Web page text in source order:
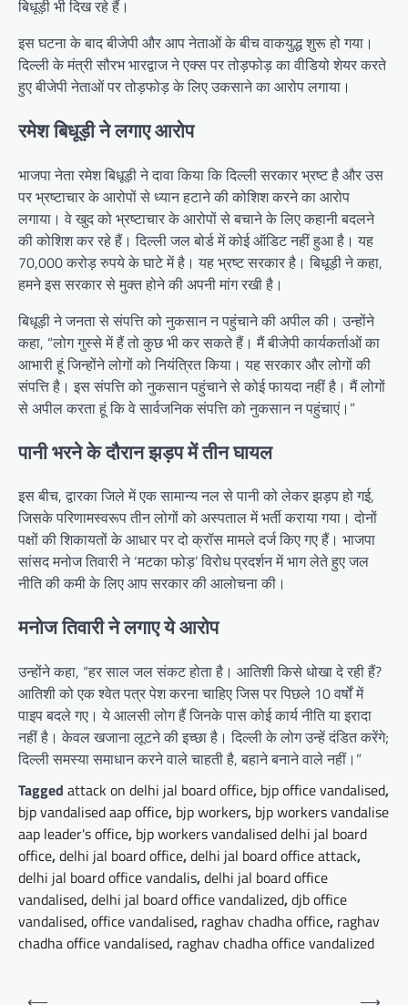
बिधूड़ी भी दिख रहे हैं।
इस घटना के बाद बीजेपी और आप नेताओं के बीच वाकयुद्ध शुरू हो गया।
दिल्ली के मंत्री सौरभ भारद्वाज ने एक्स पर तोड़फोड़ का वीडियो शेयर करते
हुए बीजेपी नेताओं पर तोड़फोड़ के लिए उकसाने का आरोप लगाया।
रमेश बिधूड़ी ने लगाए आरोप
भाजपा नेता रमेश बिधूड़ी ने दावा किया कि दिल्ली सरकार भ्रष्ट है और उस
पर भ्रष्टाचार के आरोपों से ध्यान हटाने की कोशिश करने का आरोप
लगाया। वे खुद को भ्रष्टाचार के आरोपों से बचाने के लिए कहानी बदलने
की कोशिश कर रहे हैं। दिल्ली जल बोर्ड में कोई ऑडिट नहीं हुआ है। यह
70,000 करोड़ रुपये के घाटे में है। यह भ्रष्ट सरकार है। बिधूड़ी ने कहा,
हमने इस सरकार से मुक्त होने की अपनी मांग रखी है।
बिधूड़ी ने जनता से संपत्ति को नुकसान न पहुंचाने की अपील की। उन्होंने
कहा, “लोग गुस्से में हैं तो कुछ भी कर सकते हैं। मैं बीजेपी कार्यकर्ताओं का
आभारी हूं जिन्होंने लोगों को नियंत्रित किया। यह सरकार और लोगों की
संपत्ति है। इस संपत्ति को नुकसान पहुंचाने से कोई फायदा नहीं है। मैं लोगों
से अपील करता हूं कि वे सार्वजनिक संपत्ति को नुकसान न पहुंचाएं।”
पानी भरने के दौरान झड़प में तीन घायल
इस बीच, द्वारका जिले में एक सामान्य नल से पानी को लेकर झड़प हो गई,
जिसके परिणामस्वरूप तीन लोगों को अस्पताल में भर्ती कराया गया। दोनों
पक्षों की शिकायतों के आधार पर दो क्रॉस मामले दर्ज किए गए हैं। भाजपा
सांसद मनोज तिवारी ने ‘मटका फोड़’ विरोध प्रदर्शन में भाग लेते हुए जल
नीति की कमी के लिए आप सरकार की आलोचना की।
मनोज तिवारी ने लगाए ये आरोप
उन्होंने कहा, “हर साल जल संकट होता है। आतिशी किसे धोखा दे रही हैं?
आतिशी को एक श्वेत पत्र पेश करना चाहिए जिस पर पिछले 10 वर्षों में
पाइप बदले गए। ये आलसी लोग हैं जिनके पास कोई कार्य नीति या इरादा
नहीं है। केवल खजाना लूटने की इच्छा है। दिल्ली के लोग उन्हें दंडित करेंगे;
दिल्ली समस्या समाधान करने वाले चाहती है, बहाने बनाने वाले नहीं।”
Tagged attack on delhi jal board office, bjp office vandalised,
bjp vandalised aap office, bjp workers, bjp workers vandalise
aap leader's office, bjp workers vandalised delhi jal board
office,delhi jal board office,delhi jal board office attack,
delhi jal board office vandalis,delhi jal board office
vandalised,delhi jal board office vandalized,djb office
vandalised,office vandalised, raghav chadha office, raghav
chadha office vandalised, raghav chadha office vandalized
Post